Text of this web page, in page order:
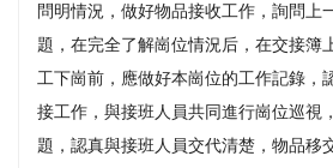
問明情況，做好物品接收工作，詢問上
題，在完全了解崗位情況后，在交接簿
工下崗前，應做好本崗位的工作記錄，
接工作，與接班人員共同進行崗位巡視
題，認真與接班人員交代清楚，物品移